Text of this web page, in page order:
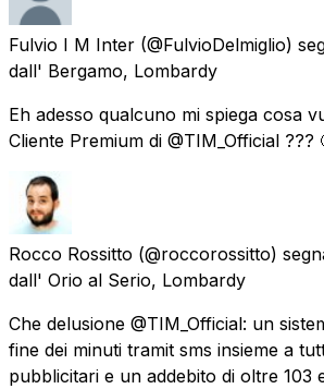
Fulvio I M Inter (@FulvioDelmiglio)
dall' Bergamo, Lombardy
Eh adesso qualcuno mi spiega cosa
Cliente Premium di @TIM_Official ???
Rocco Rossitto (@roccorossitto)
dall' Orio al Serio, Lombardy
Che delusione @TIM_Official: un
fine dei minuti tramit sms insieme a
pubblicitari e un addebito di oltre 103